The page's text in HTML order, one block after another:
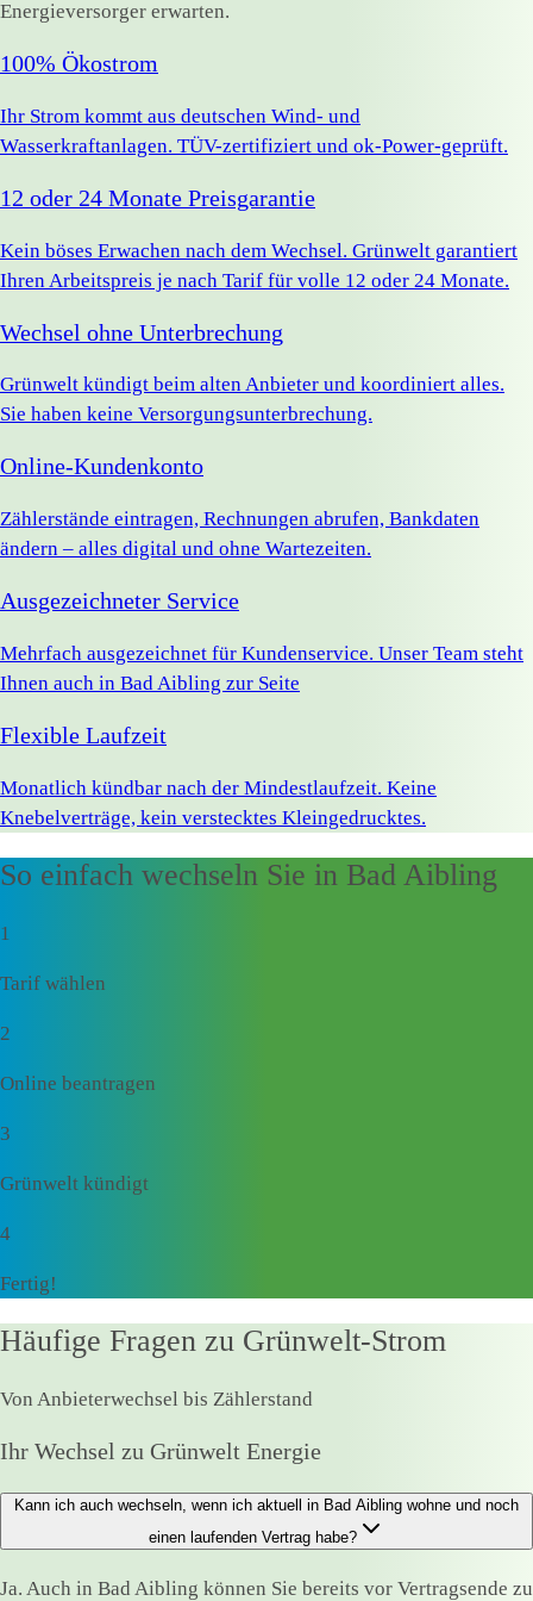
Energieversorger erwarten.
100% Ökostrom
Ihr Strom kommt aus deutschen Wind- und
Wasserkraftanlagen. TÜV-zertifiziert und ok-Power-geprüft.
12 oder 24 Monate Preisgarantie
Kein böses Erwachen nach dem Wechsel. Grünwelt garantiert
Ihren Arbeitspreis je nach Tarif für volle 12 oder 24 Monate.
Wechsel ohne Unterbrechung
Grünwelt kündigt beim alten Anbieter und koordiniert alles.
Sie haben keine Versorgungsunterbrechung.
Online-Kundenkonto
Zählerstände eintragen, Rechnungen abrufen, Bankdaten
ändern – alles digital und ohne Wartezeiten.
Ausgezeichneter Service
Mehrfach ausgezeichnet für Kundenservice. Unser Team steht
Ihnen auch in Bad Aibling zur Seite
Flexible Laufzeit
Monatlich kündbar nach der Mindestlaufzeit. Keine
Knebelverträge, kein verstecktes Kleingedrucktes.
So einfach wechseln Sie in Bad Aibling
1
Tarif wählen
2
Online beantragen
3
Grünwelt kündigt
4
Fertig!
Häufige Fragen zu Grünwelt-Strom
Von Anbieterwechsel bis Zählerstand
Ihr Wechsel zu Grünwelt Energie
Kann ich auch wechseln, wenn ich aktuell in Bad Aibling wohne und noch
einen laufenden Vertrag habe?
Ja. Auch in Bad Aibling können Sie bereits vor Vertragsende zu